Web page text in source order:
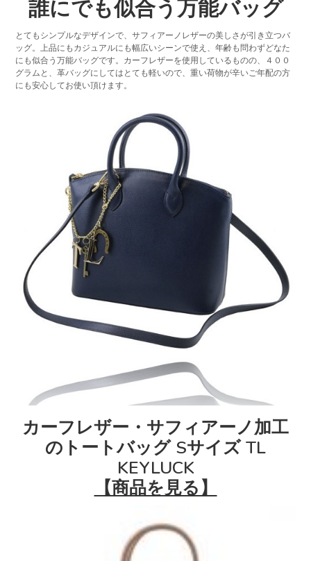
誰にでも似合う万能バッグ
とてもシンプルなデザインで、サフィアーノレザーの美しさが引き立つバ
ッグ。上品にもカジュアルにも幅広いシーンで使え、年齢も問わずどなた
にも似合う万能バッグです。カーフレザーを使用しているものの、４００
グラムと、革バッグにしてはとても軽いので、重い荷物が辛いご年配の方
にも安心してお使い頂けます。
カーフレザー・サフィアーノ加工
のトートバッグ Sサイズ TL
KEYLUCK
【商品を見る】